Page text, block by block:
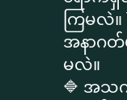
ကြမလဲ
အနာဂတ်
မလဲ။
🔷 အသက်